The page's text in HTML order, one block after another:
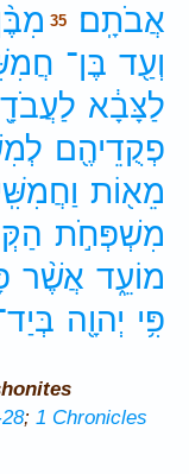
אֲבֹתָֽם׃
35
וְעַ֖ד בֶּן־
לַצָּבָ֔א
פְקֻדֵיהֶ֖ם
מֵא֖וֹת
מִשְׁפְּחֹ֣ת
מוֹעֵ֑ד אֲשֶׁ֨ר
פִּ֥י יְהוָ֖ה
; 1 Chronicles